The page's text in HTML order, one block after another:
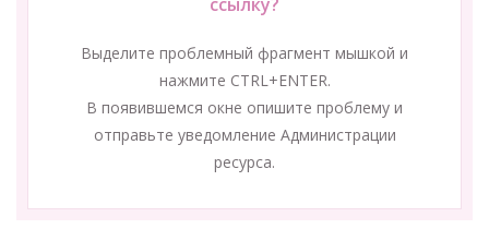
Выделите проблемный фрагмент мышкой и
нажмите CTRL+ENTER.
В появившемся окне опишите проблему и
отправьте уведомление Администрации
ресурса.